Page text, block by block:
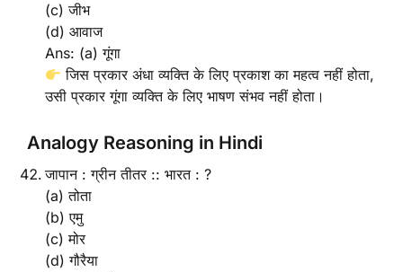
(c) जीभ
(d) आवाज
Ans: (a) गूंगा
जिस प्रकार अंधा व्यक्ति के लिए प्रकाश का महत्व नहीं होता,
उसी प्रकार गूंगा व्यक्ति के लिए भाषण संभव नहीं होता।
Analogy Reasoning in Hindi
जापान : ग्रीन तीतर :: भारत : ?
(a) तोता
(b) एमु
(c) मोर
(d) गौरैया